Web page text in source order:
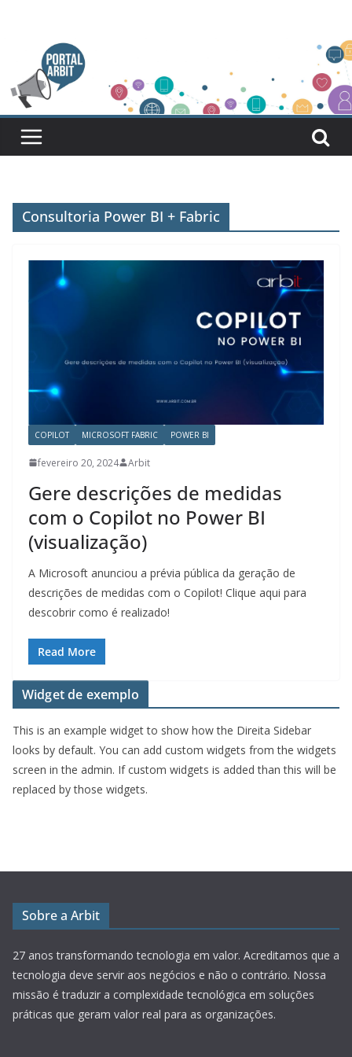
conteúdo
Consultoria Power BI + Fabric
COPILOT MICROSOFT FABRIC POWER BI
fevereiro 20, 2024 Arbit
Gere descrições de medidas
com o Copilot no Power BI
(visualização)
A Microsoft anunciou a prévia pública da geração de
descrições de medidas com o Copilot! Clique aqui para
descobrir como é realizado!
Read More
Widget de exemplo
This is an example widget to show how the Direita Sidebar
looks by default. You can add custom widgets from the widgets
screen in the admin. If custom widgets is added than this will be
replaced by those widgets.
Sobre a Arbit
27 anos transformando tecnologia em valor. Acreditamos que a
tecnologia deve servir aos negócios e não o contrário. Nossa
missão é traduzir a complexidade tecnológica em soluções
práticas que geram valor real para as organizações.